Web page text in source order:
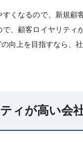
くなるので、新規
、顧客ロイヤリテ
向上を目指すなら、
ィが高い会